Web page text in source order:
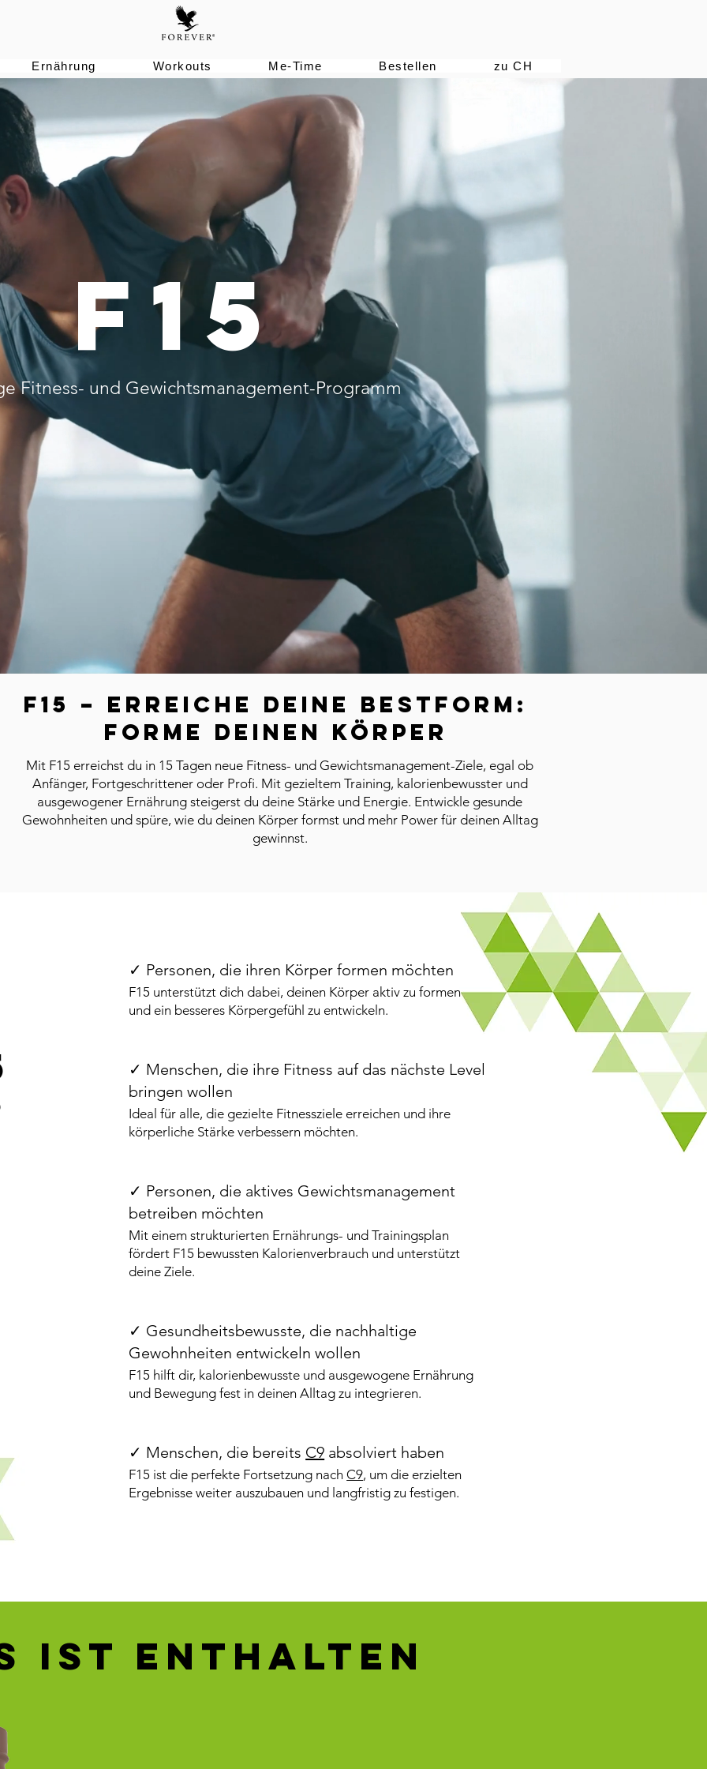
Ernährung Workouts Me-Time Bestellen zu CH
F15
Fitness- und Gewichtsmanagement-Programm
F15 – Erreiche deine Bestform:
Forme deinen Körper
Mit F15 erreichst du in 15 Tagen neue Fitness- und Gewichtsmanagement-Ziele, egal ob
Anfänger, Fortgeschrittener oder Profi. Mit gezieltem Training, kalorienbewusster und
ausgewogener Ernährung steigerst du deine Stärke und Energie. Entwickle gesunde
Gewohnheiten und spüre, wie du deinen Körper formst und mehr Power für deinen Alltag
gewinnst.
✓ Personen, die ihren Körper formen möchten
F15 unterstützt dich dabei, deinen Körper aktiv zu formen
und ein besseres Körpergefühl zu entwickeln.
✓ Menschen, die ihre Fitness auf das nächste Level
bringen wollen
Ideal für alle, die gezielte Fitnessziele erreichen und ihre
körperliche Stärke verbessern möchten.
✓ Personen, die aktives Gewichtsmanagement
betreiben möchten
Mit einem strukturierten Ernährungs- und Trainingsplan
fördert F15 bewussten Kalorienverbrauch und unterstützt
deine Ziele.
✓ Gesundheitsbewusste, die nachhaltige
Gewohnheiten entwickeln wollen
F15 hilft dir, kalorienbewusste und ausgewogene Ernährung
und Bewegung fest in deinen Alltag zu integrieren.
✓ Menschen, die bereits C9 absolviert haben
F15 ist die perfekte Fortsetzung nachC9, um die erzielten
Ergebnisse weiter auszubauen und langfristig zu festigen.
ist enthalten